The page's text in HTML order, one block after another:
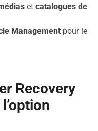
etcatalogues de
Management pour le
Recovery